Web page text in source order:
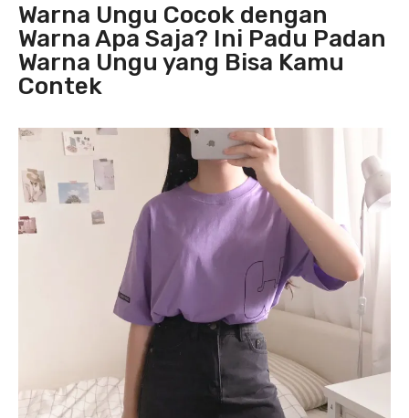
Warna Ungu Cocok dengan
Warna Apa Saja? Ini Padu Padan
Warna Ungu yang Bisa Kamu
Contek